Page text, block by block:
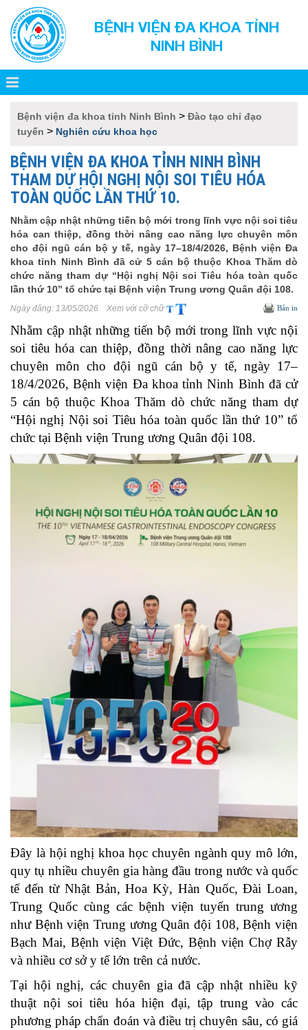
BỆNH VIỆN ĐA KHOA TỈNH
NINH BÌNH
Bệnh viện đa khoa tỉnh Ninh Bình > Đào tạo chỉ đạo
tuyến > Nghiên cứu khoa học
BỆNH VIỆN ĐA KHOA TỈNH NINH BÌNH
THAM DỰ HỘI NGHỊ NỘI SOI TIÊU HÓA
TOÀN QUỐC LẦN THỨ 10.
Nhằm cập nhật những tiến bộ mới trong lĩnh vực nội soi tiêu
hóa can thiệp, đồng thời nâng cao năng lực chuyên môn
cho đội ngũ cán bộ y tế, ngày 17–18/4/2026, Bệnh viện Đa
khoa tỉnh Ninh Bình đã cử 5 cán bộ thuộc Khoa Thăm dò
chức năng tham dự “Hội nghị Nội soi Tiêu hóa toàn quốc
lần thứ 10” tổ chức tại Bệnh viện Trung ương Quân đội 108.
Ngày đăng: 13/05/2026 Xem với cỡ chữ Bản in
Nhằm cập nhật những tiến bộ mới trong lĩnh vực nội
soi tiêu hóa can thiệp, đồng thời nâng cao năng lực
chuyên môn cho đội ngũ cán bộ y tế, ngày 17–
18/4/2026, Bệnh viện Đa khoa tỉnh Ninh Bình đã cử
5 cán bộ thuộc Khoa Thăm dò chức năng tham dự
“Hội nghị Nội soi Tiêu hóa toàn quốc lần thứ 10” tổ
chức tại Bệnh viện Trung ương Quân đội 108.
Đây là hội nghị khoa học chuyên ngành quy mô lớn,
quy tụ nhiều chuyên gia hàng đầu trong nước và quốc
tế đến từ Nhật Bản, Hoa Kỳ, Hàn Quốc, Đài Loan,
Trung Quốc cùng các bệnh viện tuyến trung ương
như Bệnh viện Trung ương Quân đội 108, Bệnh viện
Bạch Mai, Bệnh viện Việt Đức, Bệnh viện Chợ Rẫy
và nhiều cơ sở y tế lớn trên cả nước.
Tại hội nghị, các chuyên gia đã cập nhật nhiều kỹ
thuật nội soi tiêu hóa hiện đại, tập trung vào các
phương pháp chẩn đoán và điều trị chuyên sâu, có giá